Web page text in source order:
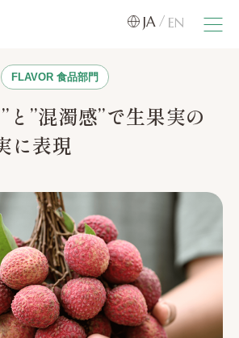
FLAVOR 食品部門
と”混濁感”で生果実の
に表現
EN
JA